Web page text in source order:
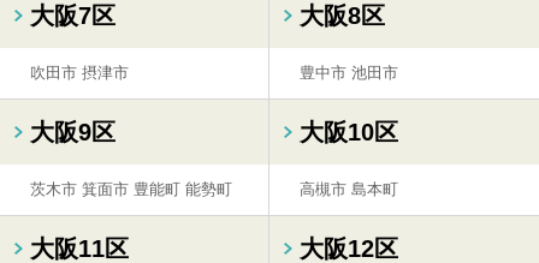
大阪7区
吹田市 摂津市
大阪8区
豊中市 池田市
大阪9区
茨木市 箕面市 豊能町 能勢町
大阪10区
高槻市 島本町
大阪11区 大阪12区